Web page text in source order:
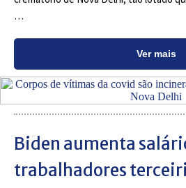
…
Ver mais
Biden aumenta
trabalhadores